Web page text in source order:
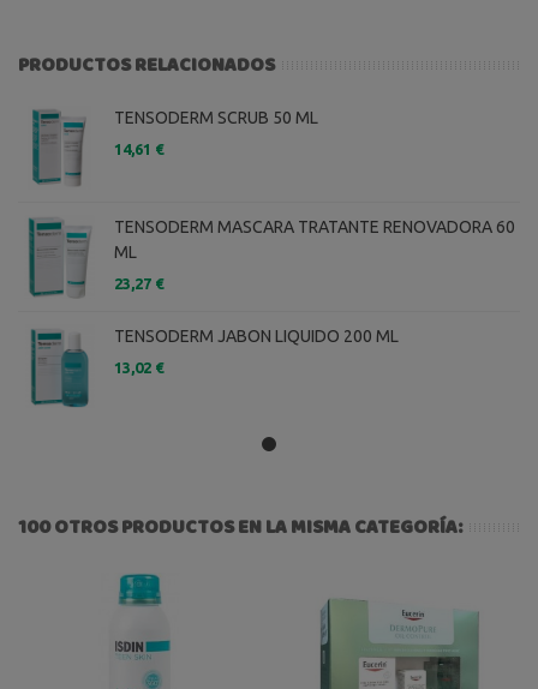
PRODUCTOS RELACIONADOS
TENSODERM SCRUB 50 ML
14,61 €
TENSODERM MASCARA TRATANTE RENOVADORA 60
ML
23,27 €
TENSODERM JABON LIQUIDO 200 ML
13,02 €
100 OTROS PRODUCTOS EN LA MISMA CATEGORÍA: